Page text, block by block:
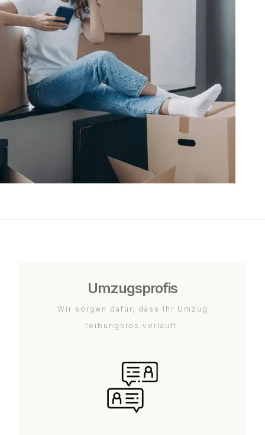
Umzugsprofis
Wir sorgen dafür, dass Ihr Umzug
reibungslos verläuft.